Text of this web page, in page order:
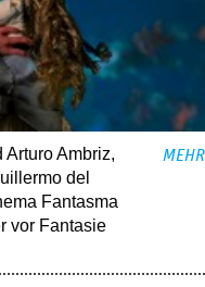
Ambriz,
del
Fantasma
vor Fantasie
MEHR